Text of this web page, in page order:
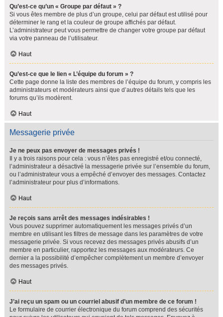
Qu’est-ce qu’un « Groupe par défaut » ?
Si vous êtes membre de plus d’un groupe, celui par défaut est utilisé pour
déterminer le rang et la couleur de groupe affichés par défaut.
L’administrateur peut vous permettre de changer votre groupe par défaut
via votre panneau de l’utilisateur.
Haut
Qu’est-ce que le lien « L’équipe du forum » ?
Cette page donne la liste des membres de l’équipe du forum, y compris les
administrateurs et modérateurs ainsi que d’autres détails tels que les
forums qu’ils modèrent.
Haut
Messagerie privée
Je ne peux pas envoyer de messages privés !
Il y a trois raisons pour cela : vous n’êtes pas enregistré et/ou connecté,
l’administrateur a désactivé la messagerie privée sur l’ensemble du forum,
ou l’administrateur vous a empêché d’envoyer des messages. Contactez
l’administrateur pour plus d’informations.
Haut
Je reçois sans arrêt des messages indésirables !
Vous pouvez supprimer automatiquement les messages privés d’un
membre en utilisant les filtres de message dans les paramètres de votre
messagerie privée. Si vous recevez des messages privés abusifs d’un
membre en particulier, rapportez les messages aux modérateurs. Ce
dernier a la possibilité d’empêcher complètement un membre d’envoyer
des messages privés.
Haut
J’ai reçu un spam ou un courriel abusif d’un membre de ce forum !
Le formulaire de courrier électronique du forum comprend des sécurités